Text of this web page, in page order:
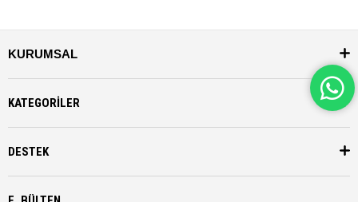
KURUMSAL
KATEGORİLER
DESTEK